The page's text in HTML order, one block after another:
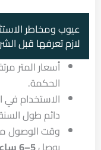
لازم تعرفها قبل
أسعار المتر
الحكمة.
الاستخدام
دائم طول
وقت الوصول